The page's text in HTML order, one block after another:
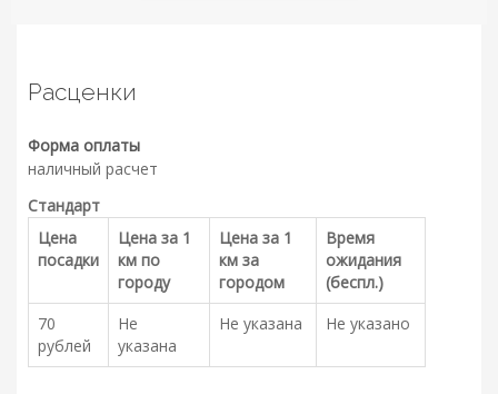
Расценки
Форма оплаты
наличный расчет
Стандарт
Цена
посадки
Цена за 1
км по
городу
Цена за 1
км за
городом
Время
ожидания
(беспл.)
70
рублей
Не
указана
Не указана Не указано